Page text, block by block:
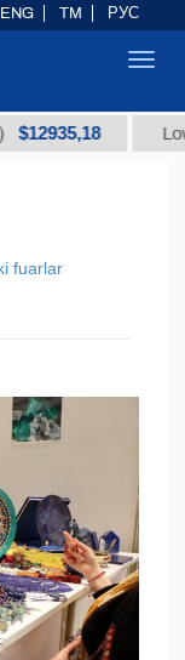
Low-sulfur
fuarlar
ENG TM РУС